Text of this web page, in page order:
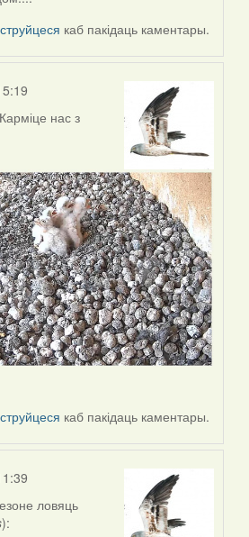
каб пакідаць каментары.
нас з
каб пакідаць каментары.
ловяць
):